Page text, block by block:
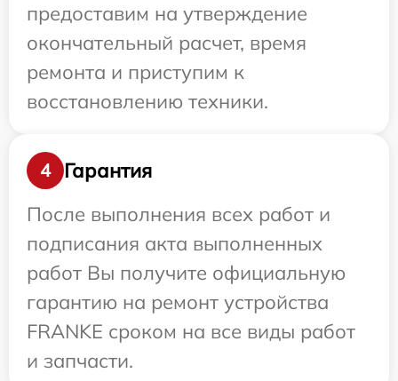
предоставим на утверждение
окончательный расчет, время
ремонта и приступим к
восстановлению техники.
4
Гарантия
После выполнения всех работ и
подписания акта выполненных
работ Вы получите официальную
гарантию на ремонт устройства
FRANKE сроком на все виды работ
и запчасти.